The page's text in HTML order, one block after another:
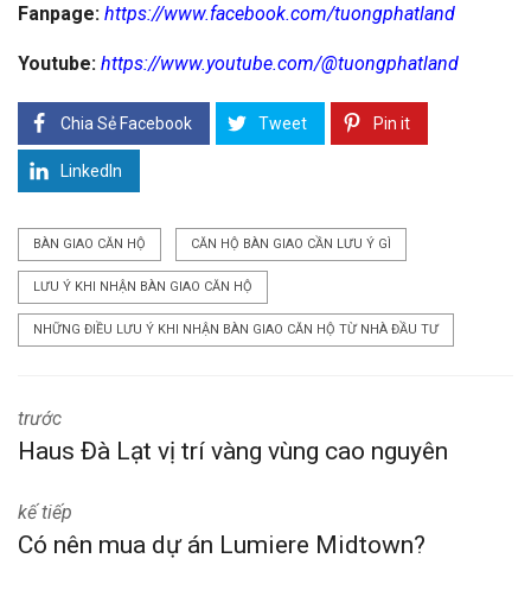
Fanpage: https://www.facebook.com/tuongphatland
Youtube: https://www.youtube.com/@tuongphatland
Chia Sẻ Facebook Tweet Pin it
LinkedIn
BÀN GIAO CĂN HỘ CĂN HỘ BÀN GIAO CẦN LƯU Ý GÌ
LƯU Ý KHI NHẬN BÀN GIAO CĂN HỘ
NHỮNG ĐIỀU LƯU Ý KHI NHẬN BÀN GIAO CĂN HỘ TỪ NHÀ ĐẦU TƯ
trước
Haus Đà Lạt vị trí vàng vùng cao nguyên
kế tiếp
Có nên mua dự án Lumiere Midtown?